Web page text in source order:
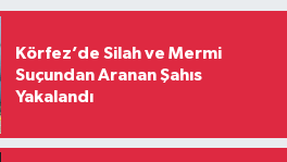
Körfez’de Silah ve Mermi
Suçundan Aranan Şahıs
Yakalandı